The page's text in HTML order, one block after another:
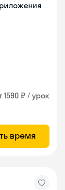
1590 ₽ / урок
время